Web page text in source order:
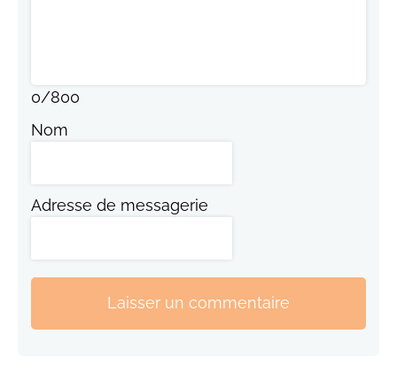
0/800
Nom
Adresse de messagerie
Laisser un commentaire